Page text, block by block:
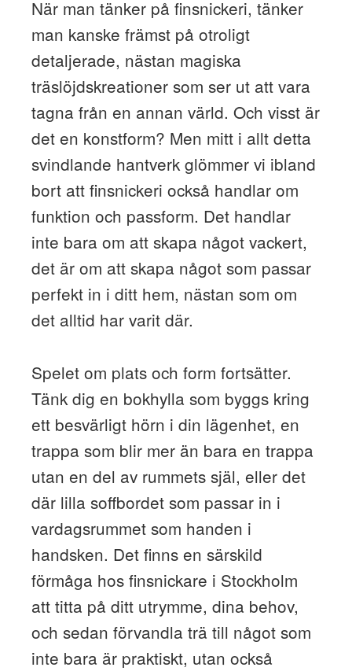
När man tänker på finsnickeri, tänker
man kanske främst på otroligt
detaljerade, nästan magiska
träslöjdskreationer som ser ut att vara
tagna från en annan värld. Och visst är
det en konstform? Men mitt i allt detta
svindlande hantverk glömmer vi ibland
bort att finsnickeri också handlar om
funktion och passform. Det handlar
inte bara om att skapa något vackert,
det är om att skapa något som passar
perfekt in i ditt hem, nästan som om
det alltid har varit där.
Spelet om plats och form fortsätter.
Tänk dig en bokhylla som byggs kring
ett besvärligt hörn i din lägenhet, en
trappa som blir mer än bara en trappa
utan en del av rummets själ, eller det
där lilla soffbordet som passar in i
vardagsrummet som handen i
handsken. Det finns en särskild
förmåga hos finsnickare i Stockholm
att titta på ditt utrymme, dina behov,
och sedan förvandla trä till något som
inte bara är praktiskt, utan också